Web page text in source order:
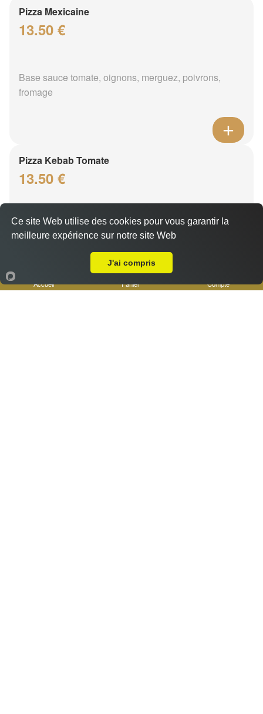
Pizza Mexicaine
13.50 €
Base sauce tomate, oignons, merguez, poivrons,
fromage
Pizza Kebab Tomate
13.50 €
Base sauce tomate, viande kébab, oignons, fromage
Accueil Panier Compte
Ce site Web utilise des cookies pour vous garantir la
meilleure expérience sur notre site Web
J'ai compris